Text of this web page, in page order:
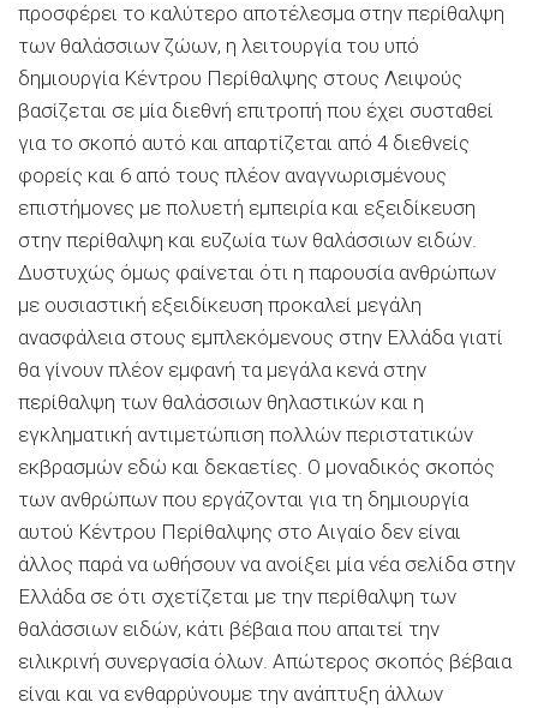
προσφέρει το καλύτερο αποτέλεσμα στην περίθαλψη
των θαλάσσιων ζώων, η λειτουργία του υπό
δημιουργία Κέντρου Περίθαλψης στους Λειψούς
βασίζεται σε μία διεθνή επιτροπή που έχει συσταθεί
για το σκοπό αυτό και απαρτίζεται από 4 διεθνείς
φορείς και 6 από τους πλέον αναγνωρισμένους
επιστήμονες με πολυετή εμπειρία και εξειδίκευση
στην περίθαλψη και ευζωία των θαλάσσιων ειδών.
Δυστυχώς όμως φαίνεται ότι η παρουσία ανθρώπων
με ουσιαστική εξειδίκευση προκαλεί μεγάλη
ανασφάλεια στους εμπλεκόμενους στην Ελλάδα γιατί
θα γίνουν πλέον εμφανή τα μεγάλα κενά στην
περίθαλψη των θαλάσσιων θηλαστικών και η
εγκληματική αντιμετώπιση πολλών περιστατικών
εκβρασμών εδώ και δεκαετίες. Ο μοναδικός σκοπός
των ανθρώπων που εργάζονται για τη δημιουργία
αυτού Κέντρου Περίθαλψης στο Αιγαίο δεν είναι
άλλος παρά να ωθήσουν να ανοίξει μία νέα σελίδα στην
Ελλάδα σε ότι σχετίζεται με την περίθαλψη των
θαλάσσιων ειδών, κάτι βέβαια που απαιτεί την
ειλικρινή συνεργασία όλων. Απώτερος σκοπός βέβαια
είναι και να ενθαρρύνουμε την ανάπτυξη άλλων